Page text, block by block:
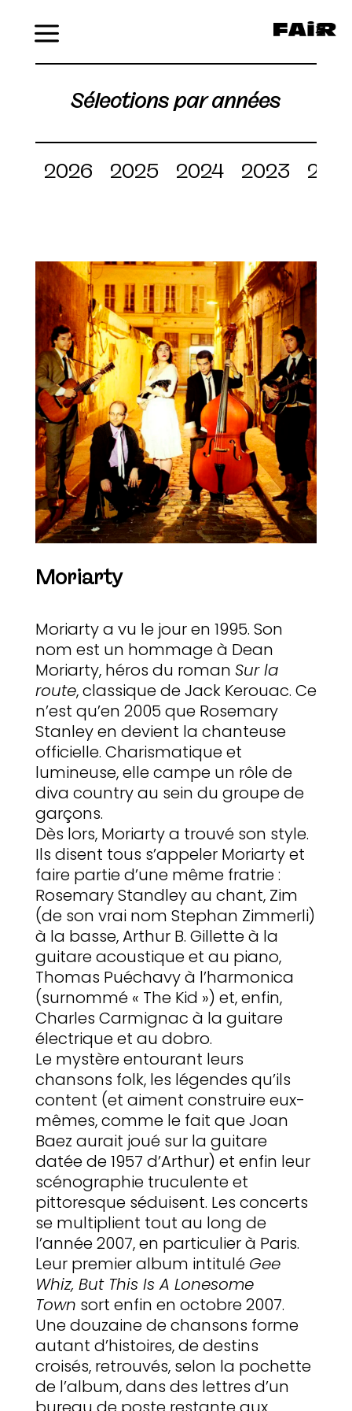
Sélections par années
2026 2025 2024 2023
Moriarty
Moriarty a vu le jour en 1995. Son
nom est un hommage à Dean
Moriarty, héros du roman Sur la
route, classique de Jack Kerouac. Ce
n’est qu’en 2005 que Rosemary
Stanley en devient la chanteuse
officielle. Charismatique et
lumineuse, elle campe un rôle de
diva country au sein du groupe de
garçons.
Dès lors, Moriarty a trouvé son style.
Ils disent tous s’appeler Moriarty et
faire partie d’une même fratrie :
Rosemary Standley au chant, Zim
(de son vrai nom Stephan Zimmerli)
à la basse, Arthur B. Gillette à la
guitare acoustique et au piano,
Thomas Puéchavy à l’harmonica
(surnommé « The Kid ») et, enfin,
Charles Carmignac à la guitare
électrique et au dobro.
Le mystère entourant leurs
chansons folk, les légendes qu’ils
content (et aiment construire eux-
mêmes, comme le fait que Joan
Baez aurait joué sur la guitare
datée de 1957 d’Arthur) et enfin leur
scénographie truculente et
pittoresque séduisent. Les concerts
se multiplient tout au long de
l’année 2007, en particulier à Paris.
Leur premier album intitulé Gee
Whiz, But This Is A Lonesome
Town sort enfin en octobre 2007.
Une douzaine de chansons forme
autant d’histoires, de destins
croisés, retrouvés, selon la pochette
de l’album, dans des lettres d’un